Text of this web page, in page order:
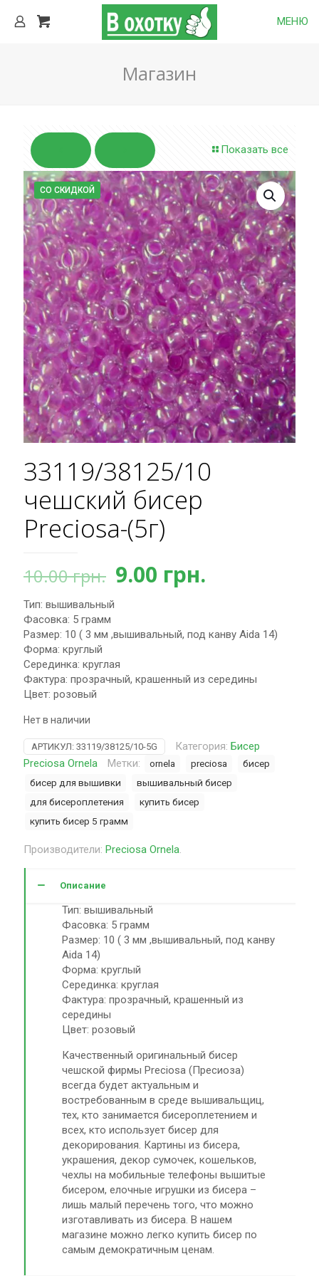
МЕНЮ
Магазин
Показать все
СО СКИДКОЙ
33119/38125/10
чешский бисер
Preciosa-(5г)
10.00грн. Первоначальная
10.00 грн..
9.00 грн.
Тип: вышивальный
Фасовка: 5 грамм
Размер: 10 ( 3 мм ,вышивальный, под канву Aida 14)
Форма: круглый
Серединка: круглая
Фактура: прозрачный, крашенный из середины
Цвет: розовый
Нет в наличии
АРТИКУЛ: 33119/38125/10-5G Категория: Бисер
Preciosa Ornela
Метки: ornela preciosa
бисер
бисер для вышивки
вышивальный бисер
для бисероплетения
купить бисер
купить бисер 5 грамм
Производители: Preciosa Ornela.
Описание
Тип: вышивальный
Фасовка: 5 грамм
Размер: 10 ( 3 мм ,вышивальный, под канву
Aida 14)
Форма: круглый
Серединка: круглая
Фактура: прозрачный, крашенный из
середины
Цвет: розовый
Качественный оригинальный бисер
чешской фирмы Preciosa (Пресиоза)
всегда будет актуальным и
востребованным в среде вышивальщиц,
тех, кто занимается бисероплетением и
всех, кто использует бисер для
декорирования. Картины из бисера,
украшения, декор сумочек, кошельков,
чехлы на мобильные телефоны вышитые
бисером, елочные игрушки из бисера –
лишь малый перечень того, что можно
изготавливать из бисера. В нашем
магазине можно легко купить бисер по
самым демократичным ценам.